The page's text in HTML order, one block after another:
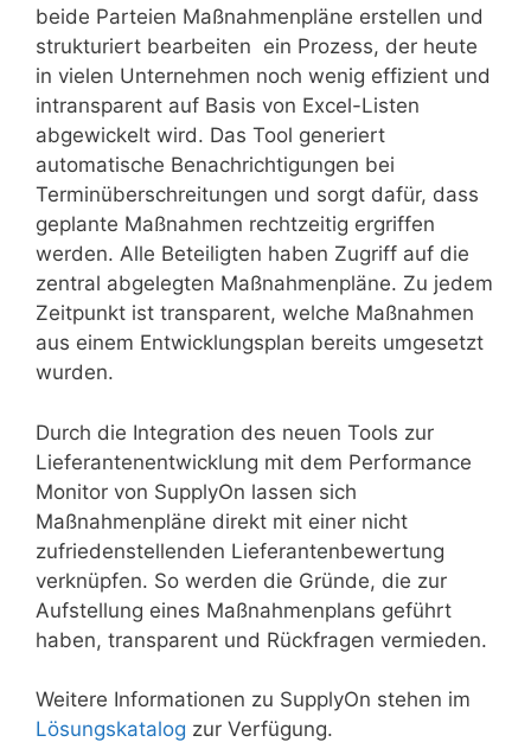
beide Parteien Maßnahmenpläne erstellen und
strukturiert bearbeiten  ein Prozess, der heute
in vielen Unternehmen noch wenig effizient und
intransparent auf Basis von Excel-Listen
abgewickelt wird. Das Tool generiert
automatische Benachrichtigungen bei
Terminüberschreitungen und sorgt dafür, dass
geplante Maßnahmen rechtzeitig ergriffen
werden. Alle Beteiligten haben Zugriff auf die
zentral abgelegten Maßnahmenpläne. Zu jedem
Zeitpunkt ist transparent, welche Maßnahmen
aus einem Entwicklungsplan bereits umgesetzt
wurden.
Durch die Integration des neuen Tools zur
Lieferantenentwicklung mit dem Performance
Monitor von SupplyOn lassen sich
Maßnahmenpläne direkt mit einer nicht
zufriedenstellenden Lieferantenbewertung
verknüpfen. So werden die Gründe, die zur
Aufstellung eines Maßnahmenplans geführt
haben, transparent und Rückfragen vermieden.
Weitere Informationen zu SupplyOn stehen im
Lösungskatalog zur Verfügung.